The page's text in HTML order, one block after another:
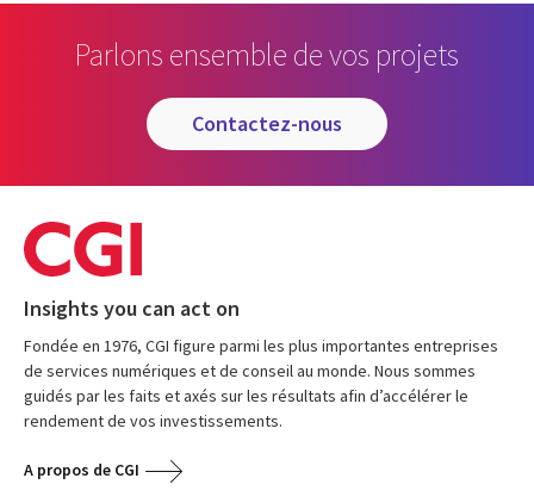
Parlons ensemble de vos projets
contactez-nous
Insights you can act on
Fondée en 1976, CGI figure parmi les plus importantes entreprises
de services numériques et de conseil au monde. Nous sommes
guidés par les faits et axés sur les résultats afin d’accélérer le
rendement de vos investissements.
A propos de CGI